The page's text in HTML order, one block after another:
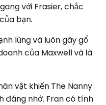
với Frasier, chắc
bạn.
lùng và luôn gây gổ
của Maxwell và là
vật khiến The Nanny
nhớ. Fran có tính